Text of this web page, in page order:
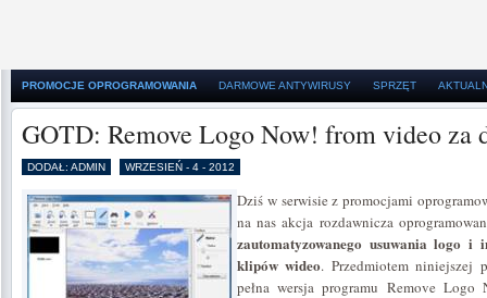
PROMOCJE OPROGRAMOWANIA DARMOWE ANTYWIRUSY SPRZĘT
GOTD: Remove Logo Now! from video za
DODAŁ: ADMIN WRZESIEŃ - 4 - 2012
Dziś w serwisie z promocjami
na nas akcja rozdawnicza
zautomatyzowanego usuwania logo i
klipów wideo. Przedmiotem niniejszej
pełna wersja programu Remove